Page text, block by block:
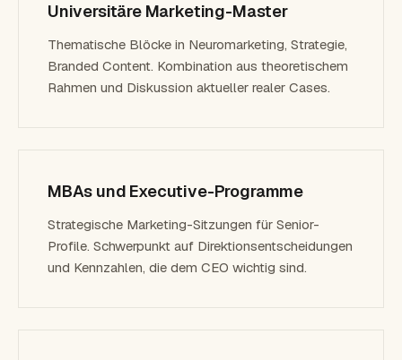
Universitäre Marketing-Master
Thematische Blöcke in Neuromarketing, Strategie,
Branded Content. Kombination aus theoretischem
Rahmen und Diskussion aktueller realer Cases.
MBAs und Executive-Programme
Strategische Marketing-Sitzungen für Senior-
Profile. Schwerpunkt auf Direktionsentscheidungen
und Kennzahlen, die dem CEO wichtig sind.